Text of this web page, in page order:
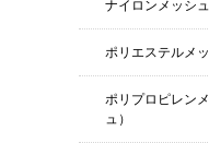
ナイロンメッシュ
ポリエステルメ
ポリプロピレン
ュ）